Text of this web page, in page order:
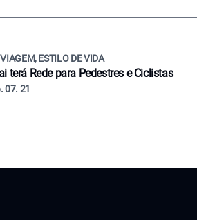
ESTILO DE VIDA
terá Rede para Pedestres e Ciclistas
07. 21